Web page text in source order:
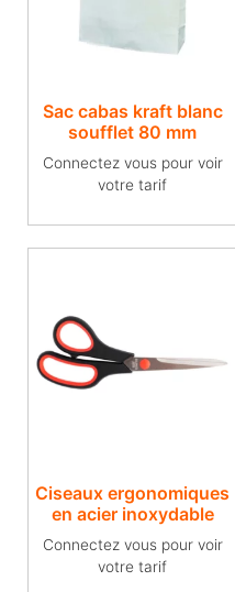
Sac cabas kraft blanc
soufflet 80 mm
Connectez vous pour voir
votre tarif
Ciseaux ergonomiques
en acier inoxydable
Connectez vous pour voir
votre tarif